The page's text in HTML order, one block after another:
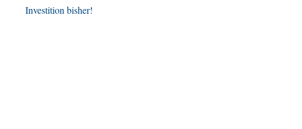
Investition bisher!